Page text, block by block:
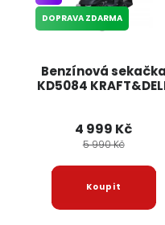
Benzínová sekačka
KD5084
DOPRAVA ZDARMA
4 999 Kč
5 990 Kč